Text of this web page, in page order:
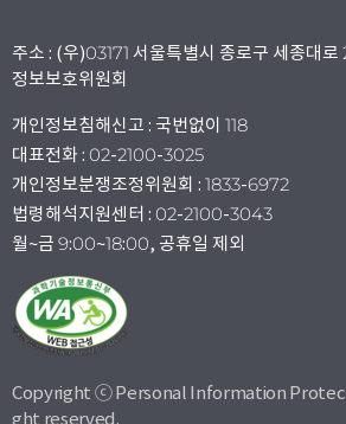
주소 : (우)03171 서울특별시 종로구 세종대
정보보호위원회
개인정보침해신고 : 국번없이 118
대표전화 : 02-2100-3025
개인정보분쟁조정위원회 : 1833-6972
법령해석지원센터 : 02-2100-3043
월~금 9:00~18:00, 공휴일 제외
Copyright ⓒ Personal Information
ght reserved.